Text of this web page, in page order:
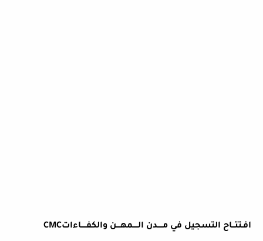
افـتتــاح التسجيل في مــــدن الــــمهـــن والكفــــاءاتCMC